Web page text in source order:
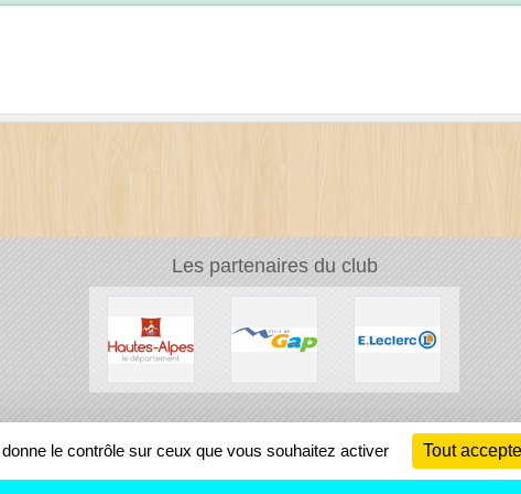
Les partenaires du club
le contrôle sur ceux que vous souhaitez activer Tout